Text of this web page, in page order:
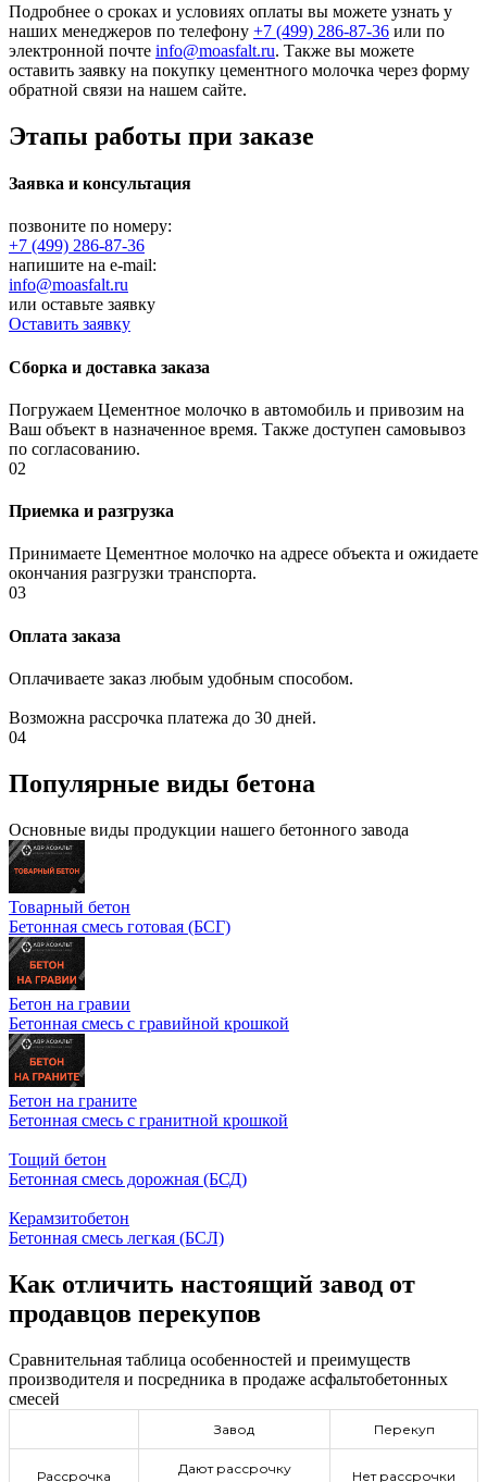
Подробнее о сроках и условиях оплаты вы можете узнать у
наших менеджеров по телефону +7 (499) 286-87-36 или по
электронной почте info@moasfalt.ru. Также вы можете
оставить заявку на покупку цементного молочка через форму
обратной связи на нашем сайте.
Этапы работы при заказе
Заявка и консультация
позвоните по номеру:
+7 (499) 286-87-36
напишите на e-mail:
info@moasfalt.ru
или оставьте заявку
Оставить заявку
Сборка и доставка заказа
Погружаем Цементное молочко в автомобиль и привозим на
Ваш объект в назначенное время. Также доступен самовывоз
по согласованию.
02
Приемка и разгрузка
Принимаете Цементное молочко на адресе объекта и ожидаете
окончания разгрузки транспорта.
03
Оплата заказа
Оплачиваете заказ любым удобным способом.
Возможна рассрочка платежа до 30 дней.
04
Популярные виды бетона
Основные виды продукции нашего бетонного завода
Товарный бетон
Бетонная смесь готовая (БСГ)
Бетон на гравии
Бетонная смесь с гравийной крошкой
Бетон на граните
Бетонная смесь с гранитной крошкой
Тощий бетон
Бетонная смесь дорожная (БСД)
Керамзитобетон
Бетонная смесь легкая (БСЛ)
Как отличить настоящий завод от
продавцов перекупов
Сравнительная таблица особенностей и преимуществ
производителя и посредника в продаже асфальтобетонных
смесей
Завод Перекуп
Рассрочка
Дают рассрочку
Нет рассрочки